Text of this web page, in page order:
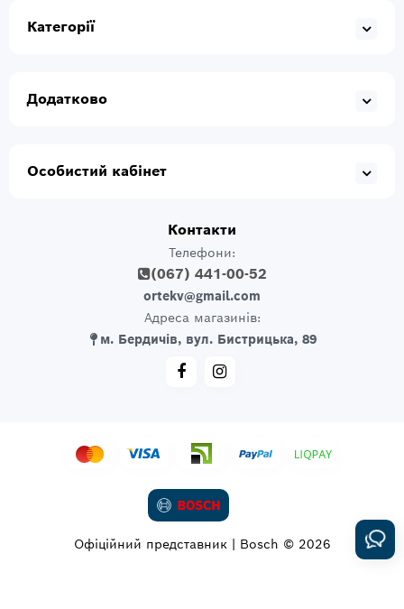
Категорії
Додатково
Особистий кабінет
Контакти
Телефони:
(067) 441-00-52
ortekv@gmail.com
Адреса магазинів:
м. Бердичів, вул. Бистрицька, 89
Офіційний представник | Bosch © 2026